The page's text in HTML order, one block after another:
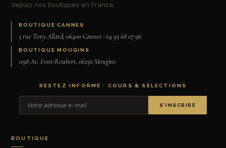
depuis nos boutiques en France.
BOUTIQUE CANNES
5 rue Tony Allard, 06400 Cannes · 04 93 68 07 96
BOUTIQUE MOUGINS
1198 Av. Font-Roubert, 06250 Mougins
RESTEZ INFORMÉ · COURS & SÉLECTIONS
S’INSCRIRE
BOUTIQUE